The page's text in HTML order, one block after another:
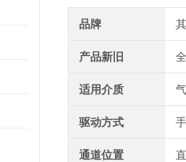
品牌
产品新旧
适用介质
驱动方式
通道位置